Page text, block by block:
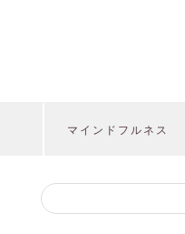
マインドフルネス